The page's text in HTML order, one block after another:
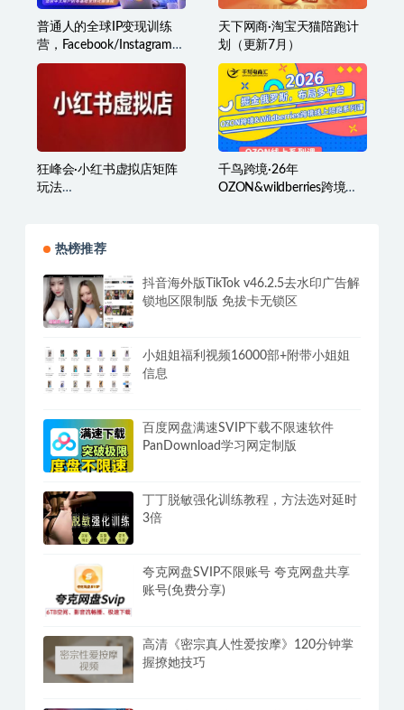
普通人的全球IP变现训练
营，Facebook/Instagram全
球个人IP入门课，零基础全
天下网商·淘宝天猫陪跑计
划（更新7月）
狂峰会·小红书虚拟店矩阵
玩法
千鸟跨境·26年
OZON&wildberries跨境店
热榜推荐
抖音海外版TikTok v46.2.5去水印广告解
锁地区限制版 免拔卡无锁区
小姐姐福利视频16000部+附带小姐姐
信息
百度网盘满速SVIP下载不限速软件
PanDownload学习网定制版
丁丁脱敏强化训练教程，方法选对延时
3倍
夸克网盘SVIP不限账号 夸克网盘共享
账号(免费分享)
高清《密宗真人性爱按摩》120分钟掌
握撩她技巧